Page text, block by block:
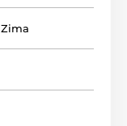
Zima